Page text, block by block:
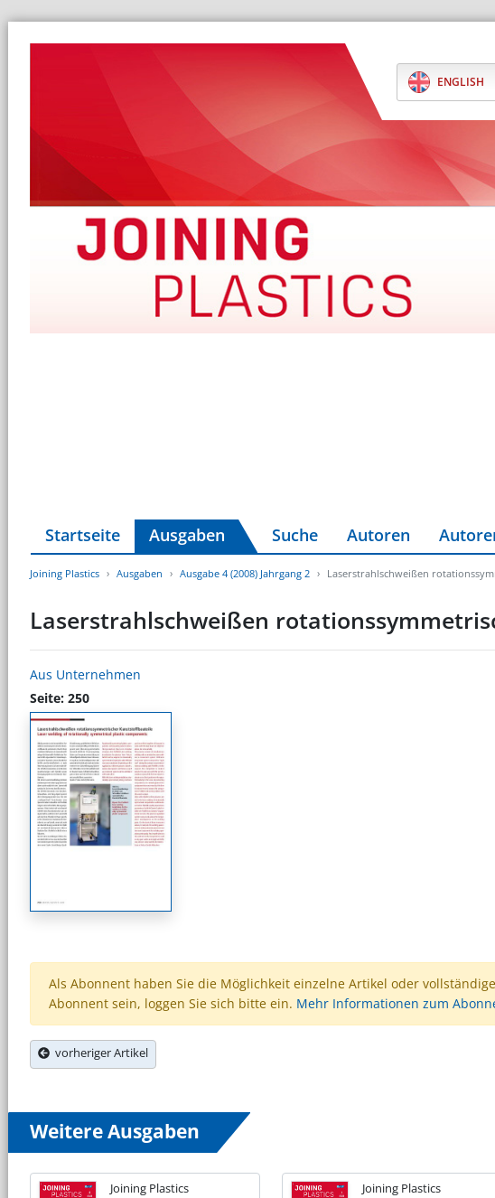
ENGLISH
Startseite Ausgaben Suche Autoren
Joining Plastics Ausgaben Ausgabe 4 (2008) Jahrgang 2 Laserstrahlschweißen
Laserstrahlschweißen
Aus Unternehmen
Seite: 250
Als Abonnent haben Sie die Möglichkeit einzelne Artikel oder
Abonnent sein, loggen Sie sich bitte ein. Mehr Informationen zum
vorheriger Artikel
Weitere Ausgaben
Joining Plastics Joining Plastics